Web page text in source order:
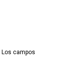
Los campos